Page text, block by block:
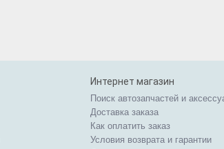
Интернет магазин
Поиск автозапчастей и
Доставка заказа
Как оплатить заказ
Условия возврата и гарантии